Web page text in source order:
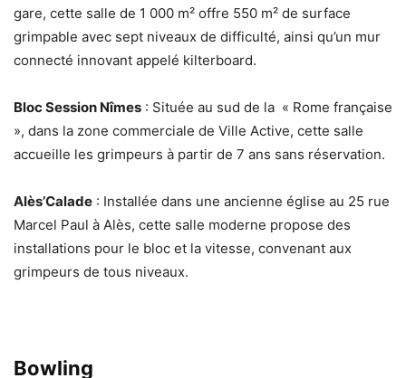
gare, cette salle de 1 000 m² offre 550 m² de surface
grimpable avec sept niveaux de difficulté, ainsi qu’un mur
connecté innovant appelé kilterboard.
Bloc Session Nîmes : Située au sud de la « Rome française
», dans la zone commerciale de Ville Active, cette salle
accueille les grimpeurs à partir de 7 ans sans réservation.
Alès’Calade : Installée dans une ancienne église au 25 rue
Marcel Paul à Alès, cette salle moderne propose des
installations pour le bloc et la vitesse, convenant aux
grimpeurs de tous niveaux.
Bowling